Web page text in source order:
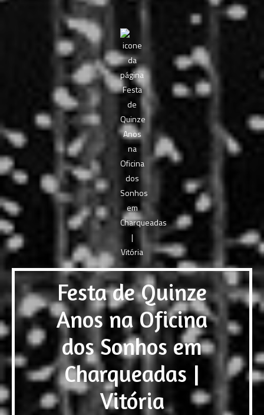
Festa de Quinze
Anos na Oficina
dos Sonhos em
Charqueadas |
Vitória